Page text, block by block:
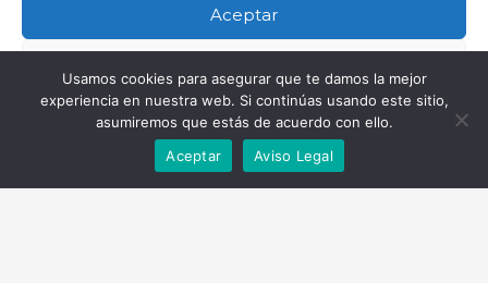
Aceptar
Ver preferencias
Política de cookiesPolítica de PrivacidadAviso Legal
Oficina
C/ Comandante Díaz Trayter, 67 35600 Puerto del Rosario, Las
Palmas
Usamos cookies para asegurar que te damos la mejor
experiencia en nuestra web. Si continúas usando este sitio,
asumiremos que estás de acuerdo con ello.
Aceptar
Aviso Legal